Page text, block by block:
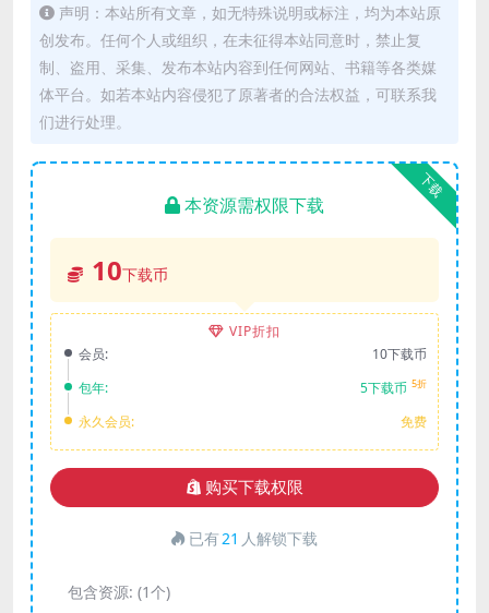
声明：本站所有文章，如无特殊说明或标注，均为本站原
创发布。任何个人或组织，在未征得本站同意时，禁止复
制、盗用、采集、发布本站内容到任何网站、书籍等各类媒
体平台。如若本站内容侵犯了原著者的合法权益，可联系我
们进行处理。
下载
本资源需权限下载
10下载币
VIP折扣
会员:
10下载币
包年:
5下载币 5折
永久会员: 免费
购买下载权限
已有21 人解锁下载
包含资源: (1个)